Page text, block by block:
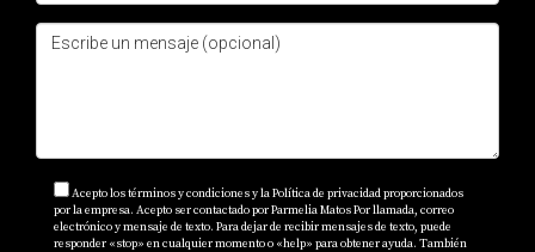
Acepto los términos y condiciones y la Política de privacidad proporcionados
por la empresa. Acepto ser contactado por Parmelia Matos Por llamada, correo
electrónico y mensaje de texto. Para dejar de recibir mensajes de texto, puede
responder «stop» en cualquier momento o «help» para obtener ayuda. También